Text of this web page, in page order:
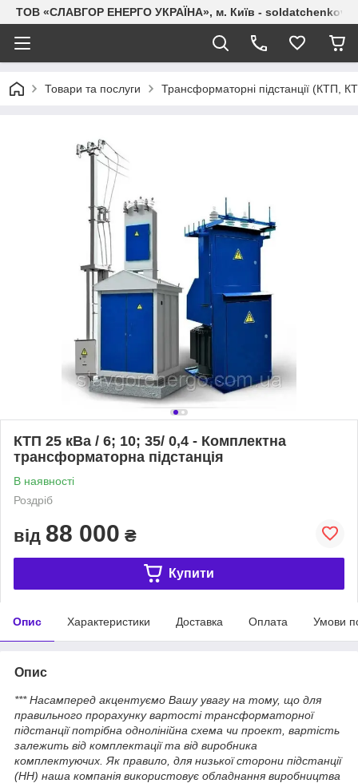
ТОВ «СЛАВГОР ЕНЕРГО УКРАЇНА», м. Київ -
Товари та послуги Трансформаторні підстанції (КТП,
КТП 25 кВа / 6; 10; 35/ 0,4 - Комплектна
трансформаторна підстанція
В наявності
Роздріб
від 88 000 ₴
Купити
Опис Характеристики Доставка Оплата Умови
Опис
*** Насамперед акцентуємо Вашу увагу на тому, що для
правильного прорахунку вартості трансформаторної
підстанції потрібна однолінійна схема чи проект, вартість
залежить від комплектації та від виробника
комплектуючих. Як правило, для низької сторони підстанції
(НН) наша компанія використовує обладнання виробництва